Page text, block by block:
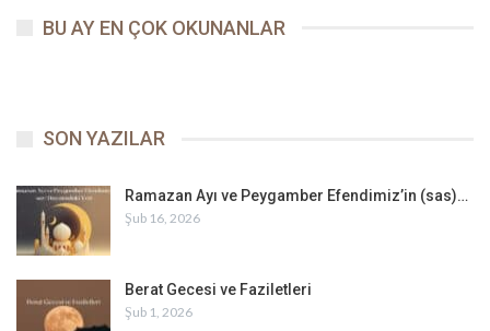
Allah Resûlü’nün aldığı tedbirden dolayı savaş meydanında rahat
uğramışlardı. Üstelik durumu fark eden Mekkeliler, toparlanıp geri
dönünce iki ateş arasında kalmışlardı. Beklenmedik bir anda ve
halde düşmanla karşı karşıya kalan Müslümanlar, düzensiz bir
şekilde savaşıyordu ki meydanda bir ses yankılandı:
“Muhammed öldürüldü!”
BU AY EN ÇOK OKUNANLAR
SON YAZILAR
Ramazan Ayı ve Peygamber Efendimiz’in (sas)…
Şub 16, 2026
Berat Gecesi ve Faziletleri
Şub 1, 2026